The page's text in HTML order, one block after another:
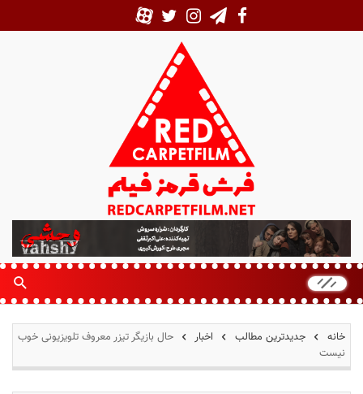
ر
ش
ر
م
ز
خانه جدیدترین مطالب اخبار
حال بازیگر تیزر معروف تلویزیونی خوب
نیست